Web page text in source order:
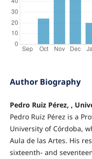
Author Biography
Pedro Ruiz Pérez, ,
Pedro Ruiz Pérez is a
University of Córdoba,
Aula de las Artes. His
sixteenth- and